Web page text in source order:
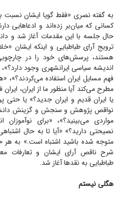
به گفته نصری «فقط گویا ایشان نسبت
کسانی که میان‌بر زده‌اند و
حال جلسه با این مقدمات آغاز شد و
ترویج آرای طباطبایی و اینکه ایشان
هستند، پرسش‌های خود را در
اندیشه سیاسی ایرانشهری وجود دارد؟»،
فهم مسایل ایران استفاده می‌کردند؟»،
مطرح می‌کند آیا منظور ما از ایران،
یا ایران قدیم و ایران جدید؟» یا
نواقص پژوهش و سنجش و گزینش
مواردی می‌بینید؟»، «برای
نصیحتی دارید؟» «آیا تا به حال
متوجه شده باشید اشتباه است.» به هر
شرح ناقص آرای ایشان و تعارفات
طباطبایی به نقدها آغاز شد.
هگلی نیستم